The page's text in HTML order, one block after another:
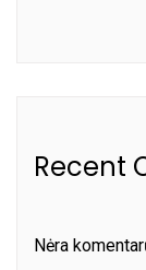
Recent
Nėra